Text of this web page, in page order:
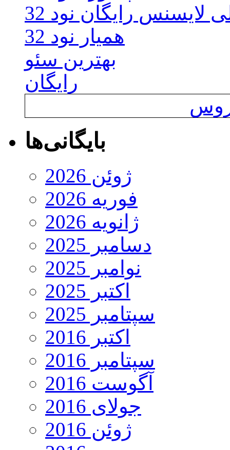
لایسنس رایگان نود 32
همیار نود 32
بهترین سئو
رایگان
بایگانی‌ها
ژوئن 2026
فوریه 2026
ژانویه 2026
دسامبر 2025
نوامبر 2025
اکتبر 2025
سپتامبر 2025
اکتبر 2016
سپتامبر 2016
آگوست 2016
جولای 2016
ژوئن 2016